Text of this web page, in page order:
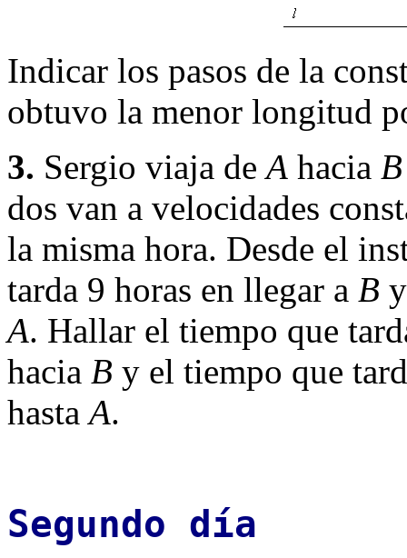
Indicar los pasos de la
obtuvo la menor longitud
3. Sergio viaja deA hacia B
dos van a velocidades
la misma hora. Desde el
tarda 9 horas en llegar a B
A. Hallar el tiempo que
hacia B y el tiempo que
hastaA.
Segundo día